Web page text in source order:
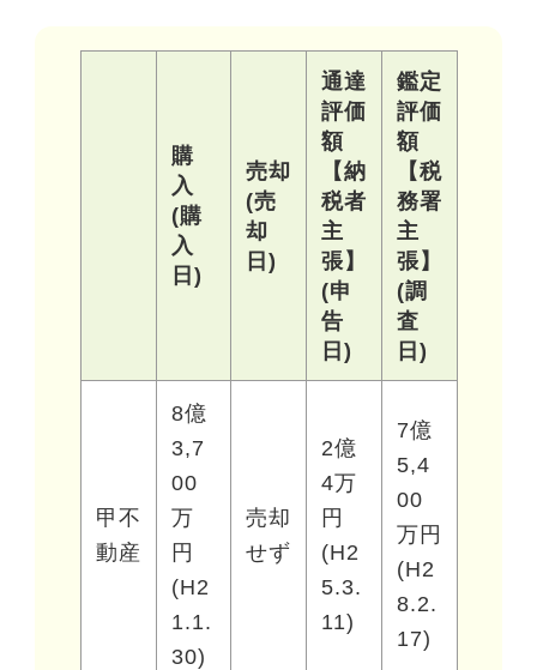
購
入
(購
入
日)
売却
(売
却
日)
通達
評価
額
【納
税者
主
張】
(申
告
日)
鑑定
評価
額
【税
務署
主
張】
(調
査
日)
甲不
動産
8億
3,7
00
万
円
(H2
1.1.
30)
売却
せず
2億
4万
円
(H2
5.3.
11)
7億
5,4
00
万円
(H2
8.2.
17)